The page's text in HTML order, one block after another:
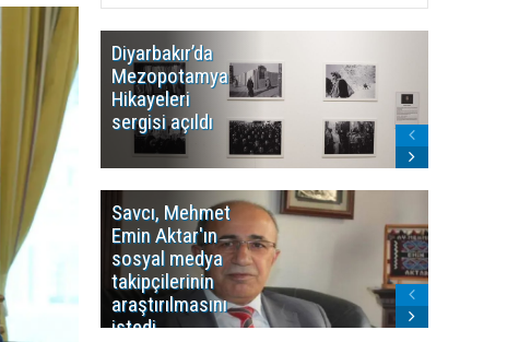
Diyarbakır’da
Mezopotamya
Hikayeleri
sergisi açıldı
Savcı, Mehmet
Emin Aktar'ın
sosyal medya
takipçilerinin
araştırılmasını
istedi